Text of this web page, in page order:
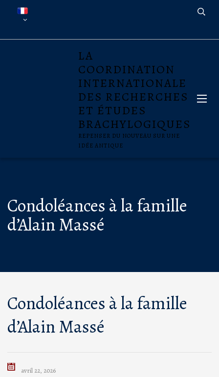
LA
COORDINATION
INTERNATIONALE
DES RECHERCHES
ET ÉTUDES
BRACHYLOGIQUES
REPENSER DU NOUVEAU SUR UNE
IDÉE ANTIQUE
Condoléances à la famille
d’Alain Massé
Condoléances à la famille
d’Alain Massé
avril 22, 2026